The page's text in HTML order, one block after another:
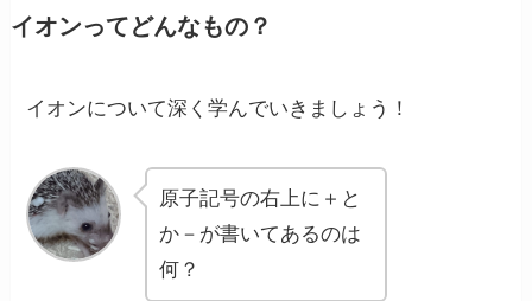
イオンってどんなもの？
イオンについて深く学んでいきましょう！
原子記号の右上に＋と
か－が書いてあるのは
何？